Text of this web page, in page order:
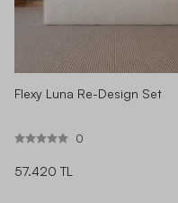
Flexy Luna Re-Design Set
0
57.420 TL